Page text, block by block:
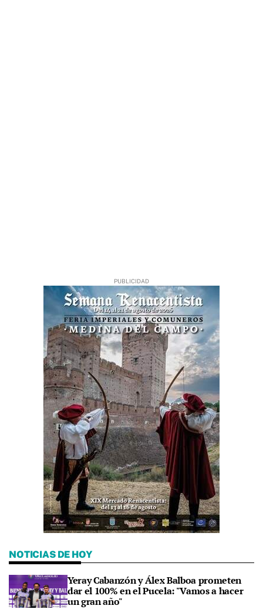
NOTICIAS DE HOY
Yeray Cabanzón y Álex Balboa prometen
dar el 100% en el Pucela: "Vamos a hacer
un gran año"